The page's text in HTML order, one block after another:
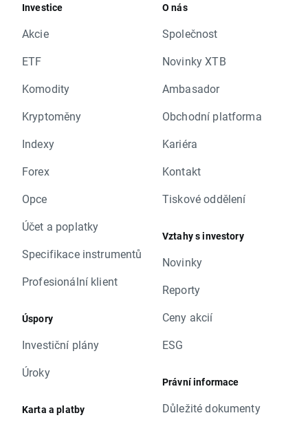
Investice
Akcie
ETF
Komodity
Kryptoměny
Indexy
Forex
Opce
Účet a poplatky
Specifikace instrumentů
Profesionální klient
Úspory
Investiční plány
Úroky
Karta a platby
O nás
Společnost
Novinky XTB
Ambasador
Obchodní platforma
Kariéra
Kontakt
Tiskové oddělení
Vztahy s investory
Novinky
Reporty
Ceny akcií
ESG
Právní informace
Důležité dokumenty